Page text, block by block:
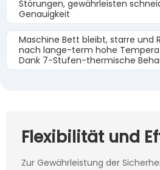
Störungen, gewährleisten
Genauigkeit
Maschine Bett bleibt, starre und
nach lange-term hohe
Dank 7-Stufen-thermische
Flexibilität und
Zur Gewährleistung der